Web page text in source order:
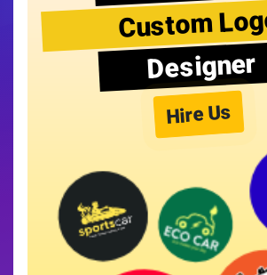
Custom
Designer
Hire Us